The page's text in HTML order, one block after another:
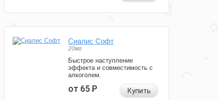
Сиалис Софт
20мг
Быстрое наступление
эффекта и совместимость с
алкоголем.
от 65Р Купить